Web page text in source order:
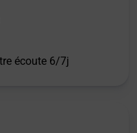
écoute 6/7j